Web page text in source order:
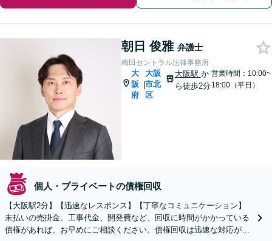
朝日 俊雅 弁護士
梅田セントラル法律事務所
大
阪
府
|
大阪
市北
区
大阪駅 か
ら徒歩2分
営業時間：10:00~
18:00（平日）
個人・プライベートの債権回収
【大阪駅2分】【迅速なレスポンス】【丁寧なコミュニケーション】
未払いの売掛金、工事代金、開発費など、回収に時間がかかっている
債権があれば、お早めにご相談ください。債権回収は迅速な対応が求